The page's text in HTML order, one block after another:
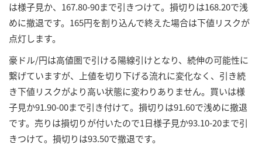
は様子見か、167.80-90まで引きつけて。損切りは168.20で浅
めに撤退です。165円を割り込んで終えた場合は下値リスクが
点灯します。
豪ドル/円は高値圏で引ける陽線引けとなり、続伸の可能性に
繋げていますが、上値を切り下げる流れに変化なく、引き続
き下値リスクがより高い状態に変わりありません。買いは様
子見か91.90-00まで引き付けて。損切りは91.60で浅めに撤退
です。売りは損切りが付いたので1日様子見か93.10-20まで引
きつけて。損切りは93.50で撤退です。